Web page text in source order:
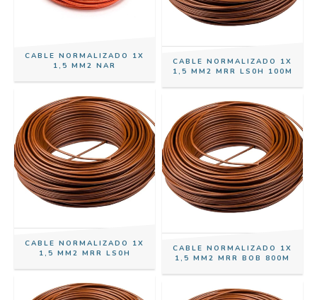
CABLE NORMALIZADO 1X
1,5 MM2 NAR
CABLE NORMALIZADO 1X
1,5 MM2 MRR LS0H 100M
CABLE NORMALIZADO 1X
1,5 MM2 MRR LS0H
CABLE NORMALIZADO 1X
1,5 MM2 MRR BOB 800M